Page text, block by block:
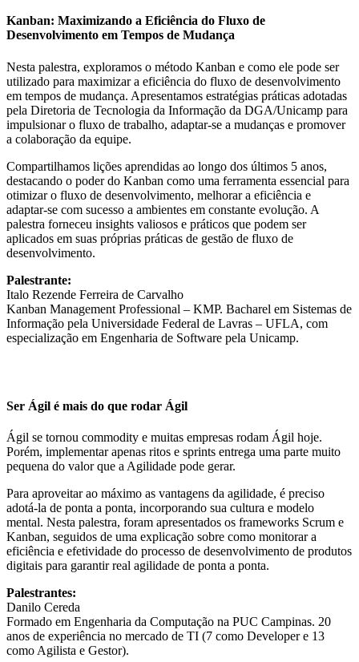
Kanban: Maximizando a Eficiência do Fluxo de
Desenvolvimento em Tempos de Mudança
Nesta palestra, exploramos o método Kanban e como ele pode ser
utilizado para maximizar a eficiência do fluxo de desenvolvimento
em tempos de mudança. Apresentamos estratégias práticas adotadas
pela Diretoria de Tecnologia da Informação da DGA/Unicamp para
impulsionar o fluxo de trabalho, adaptar-se a mudanças e promover
a colaboração da equipe.
Compartilhamos lições aprendidas ao longo dos últimos 5 anos,
destacando o poder do Kanban como uma ferramenta essencial para
otimizar o fluxo de desenvolvimento, melhorar a eficiência e
adaptar-se com sucesso a ambientes em constante evolução. A
palestra forneceu insights valiosos e práticos que podem ser
aplicados em suas próprias práticas de gestão de fluxo de
desenvolvimento.
Palestrante:
Italo Rezende Ferreira de Carvalho
Kanban Management Professional – KMP. Bacharel em Sistemas de
Informação pela Universidade Federal de Lavras – UFLA, com
especialização em Engenharia de Software pela Unicamp.
Ser Ágil é mais do que rodar Ágil
Ágil se tornou commodity e muitas empresas rodam Ágil hoje.
Porém, implementar apenas ritos e sprints entrega uma parte muito
pequena do valor que a Agilidade pode gerar.
Para aproveitar ao máximo as vantagens da agilidade, é preciso
adotá-la de ponta a ponta, incorporando sua cultura e modelo
mental. Nesta palestra, foram apresentados os frameworks Scrum e
Kanban, seguidos de uma explicação sobre como monitorar a
eficiência e efetividade do processo de desenvolvimento de produtos
digitais para garantir real agilidade de ponta a ponta.
Palestrantes:
Danilo Cereda
Formado em Engenharia da Computação na PUC Campinas. 20
anos de experiência no mercado de TI (7 como Developer e 13
como Agilista e Gestor).